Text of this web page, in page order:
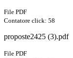
File PDF
Contatore click: 58
proposte2425 (3).pdf
File PDF